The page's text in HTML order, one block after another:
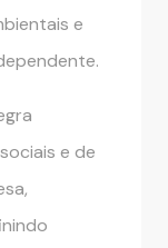
e
e de